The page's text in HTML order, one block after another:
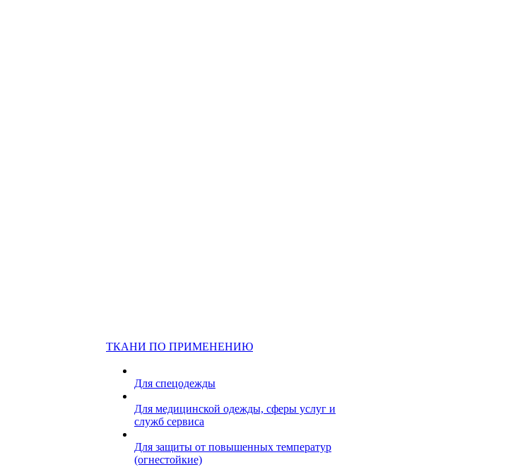
ТКАНИ ПО ПРИМЕНЕНИЮ
Для спецодежды
Для медицинской одежды, сферы услуг и
служб сервиса
Для защиты от повышенных температур
(огнестойкие)